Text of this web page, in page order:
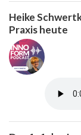
Heike
Praxis heute